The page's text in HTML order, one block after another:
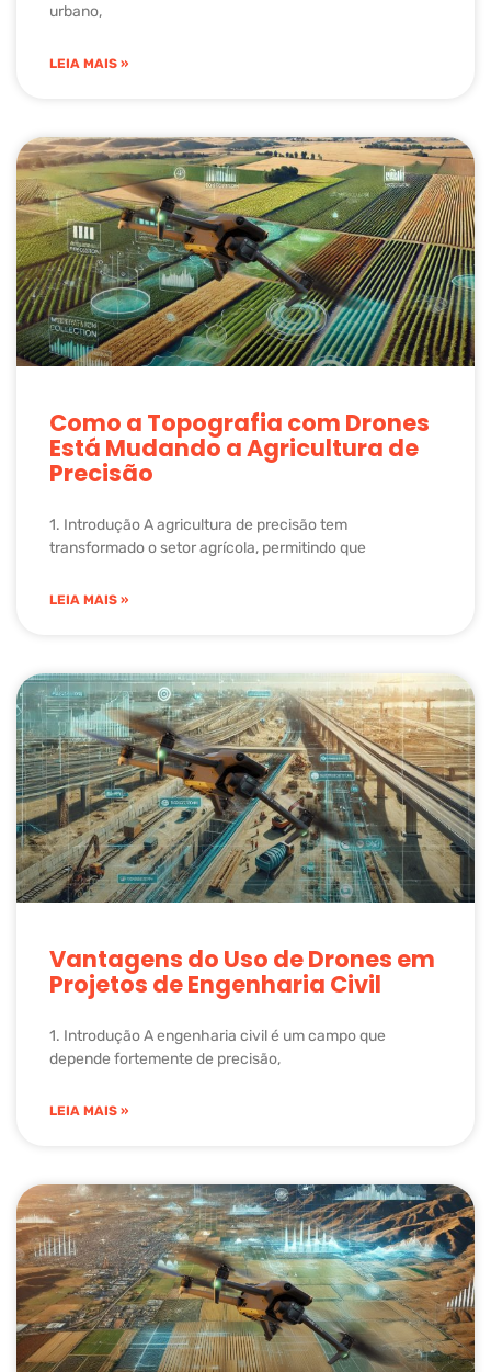
urbano,
LEIA MAIS »
Como a Topografia com Drones
Está Mudando a Agricultura de
Precisão
1. Introdução A agricultura de precisão tem
transformado o setor agrícola, permitindo que
LEIA MAIS »
Vantagens do Uso de Drones em
Projetos de Engenharia Civil
1. Introdução A engenharia civil é um campo que
depende fortemente de precisão,
LEIA MAIS »